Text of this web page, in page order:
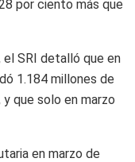
por ciento más que
el SRI detalló que en
1.184 millones de
que solo en marzo
en marzo de